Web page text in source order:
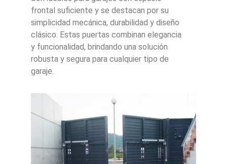
frontal suficiente y se destacan por su
simplicidad mecánica, durabilidad y diseño
clásico. Estas puertas combinan elegancia
y funcionalidad, brindando una solución
robusta y segura para cualquier tipo de
garaje.